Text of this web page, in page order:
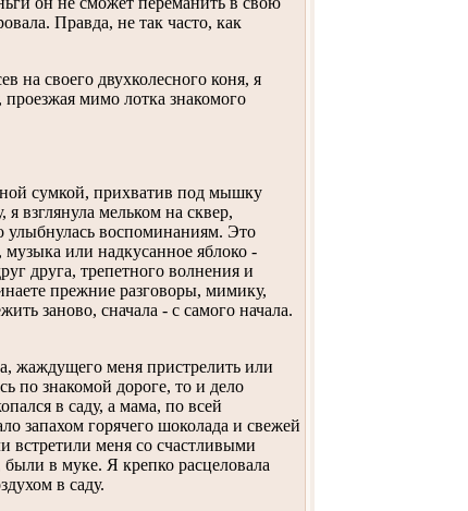
Правда, не так часто, как
своего двухколесного коня, я
мимо лотка знакомого
сумкой, прихватив под мышку
взглянула мельком на сквер,
воспоминаниям. Это
музыка или надкусанное яблоко -
друга, трепетного волнения и
прежние разговоры, мимику,
заново, сначала - с самого начала.
жаждущего меня пристрелить или
по знакомой дороге, то и дело
в саду, а мама, по всей
запахом горячего шоколада и свежей
меня со счастливыми
в муке. Я крепко расцеловала
в саду.